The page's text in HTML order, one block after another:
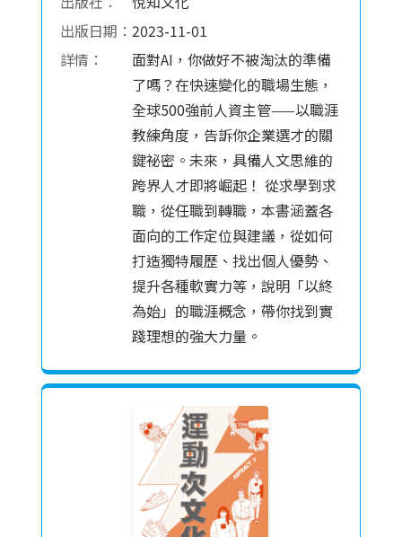
出版日期： 2023-11-01
詳情：
面對AI，你做好不被淘汰的準備
了嗎？在快速變化的職場生態，
全球500強前人資主管——以職涯
教練角度，告訴你企業選才的關
鍵祕密。未來，具備人文思維的
跨界人才即將崛起！ 從求學到求
職，從任職到轉職，本書涵蓋各
面向的工作定位與建議，從如何
打造獨特履歷、找出個人優勢、
提升各種軟實力等，說明「以終
為始」的職涯概念，帶你找到實
踐理想的強大力量。